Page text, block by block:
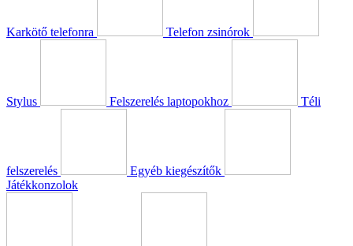
Karkötő telefonra Telefon zsinórok
Stylus Felszerelés laptopokhoz Téli
felszerelés
Egyéb kiegészítők
Játékkonzolok